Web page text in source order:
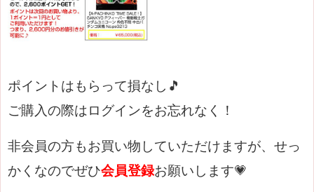
ポイントはもらって損なし🎵
ご購入の際はログインをお忘れなく！
非会員の方もお買い物していただけますが、せっ
かくなのでぜひ会員登録お願いします💗